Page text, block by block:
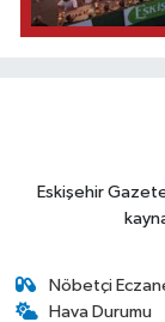
Eskişehir
Nöbetçi
Hava Durumu